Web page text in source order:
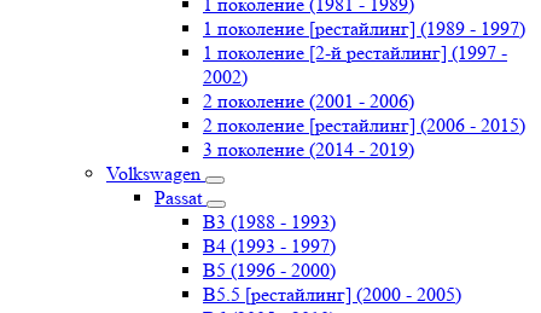
1 поколение [рестайлинг] (1989 - 1997)
1 поколение [2-й рестайлинг] (1997 -
2002)
2 поколение (2001 - 2006)
2 поколение [рестайлинг] (2006 - 2015)
3 поколение (2014 - 2019)
Volkswagen
Passat
B3 (1988 - 1993)
B4 (1993 - 1997)
B5 (1996 - 2000)
B5.5 [рестайлинг] (2000 - 2005)